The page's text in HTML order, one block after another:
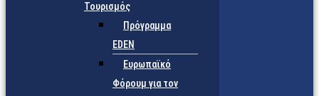
Τουρισμός
Πρόγραμμα
EDEN
Ευρωπαϊκό
Φόρουμ για τον